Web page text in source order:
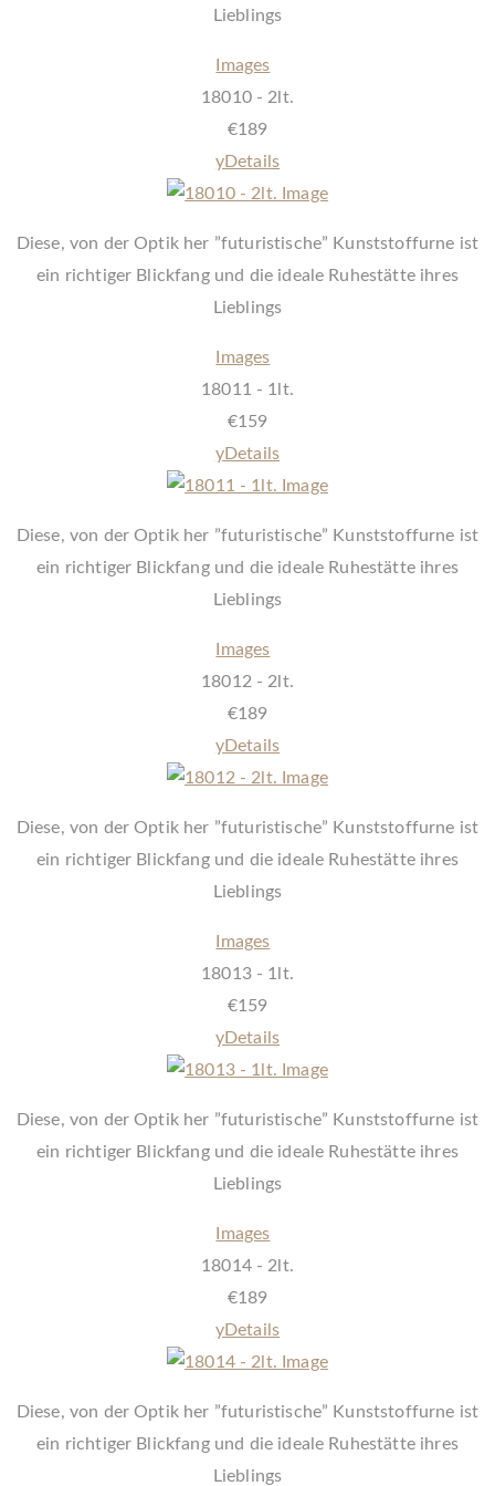
Lieblings
Images
18010 - 2lt.
€189
yDetails
Diese, von der Optik her ”futuristische” Kunststoffurne ist
ein richtiger Blickfang und die ideale Ruhestätte ihres
Lieblings
Images
18011 - 1lt.
€159
yDetails
Diese, von der Optik her ”futuristische” Kunststoffurne ist
ein richtiger Blickfang und die ideale Ruhestätte ihres
Lieblings
Images
18012 - 2lt.
€189
yDetails
Diese, von der Optik her ”futuristische” Kunststoffurne ist
ein richtiger Blickfang und die ideale Ruhestätte ihres
Lieblings
Images
18013 - 1lt.
€159
yDetails
Diese, von der Optik her ”futuristische” Kunststoffurne ist
ein richtiger Blickfang und die ideale Ruhestätte ihres
Lieblings
Images
18014 - 2lt.
€189
yDetails
Diese, von der Optik her ”futuristische” Kunststoffurne ist
ein richtiger Blickfang und die ideale Ruhestätte ihres
Lieblings